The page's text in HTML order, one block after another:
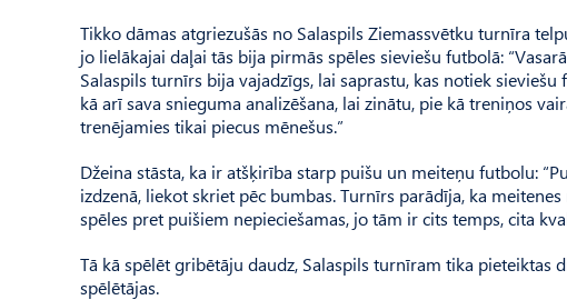
Tikko dāmas atgriezušās no Salaspils Ziemassvētku turnīra
jo lielākajai daļai tās bija pirmās spēles sieviešu futbolā:
Salaspils turnīrs bija vajadzīgs, lai saprastu, kas notiek
kā arī sava snieguma analizēšana, lai zinātu, pie kā treniņos
trenējamies tikai piecus mēnešus.”
Džeina stāsta, ka ir atšķirība starp puišu un meiteņu futbolu:
izdzenā, liekot skriet pēc bumbas. Turnīrs parādīja, ka
spēles pret puišiem nepieciešamas, jo tām ir cits temps, cita
Tā kā spēlēt gribētāju daudz, Salaspils turnīram tika pieteiktas
spēlētājas.